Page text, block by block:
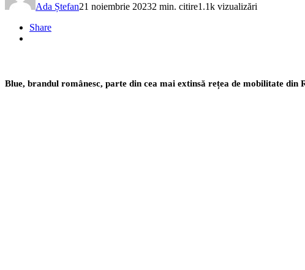
Ada Ștefan21 noiembrie 20232 min. citire1.1k vizualizări
Share
Blue, brandul românesc, parte din cea mai extinsă rețea de mobilitate